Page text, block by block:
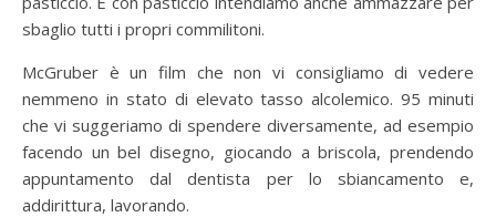
sbaglio tutti i propri commilitoni.
McGruber è un film che non vi consigliamo di vedere
nemmeno in stato di elevato tasso alcolemico. 95 minuti
che vi suggeriamo di spendere diversamente, ad esempio
facendo un bel disegno, giocando a briscola, prendendo
appuntamento dal dentista per lo sbiancamento e,
addirittura, lavorando.